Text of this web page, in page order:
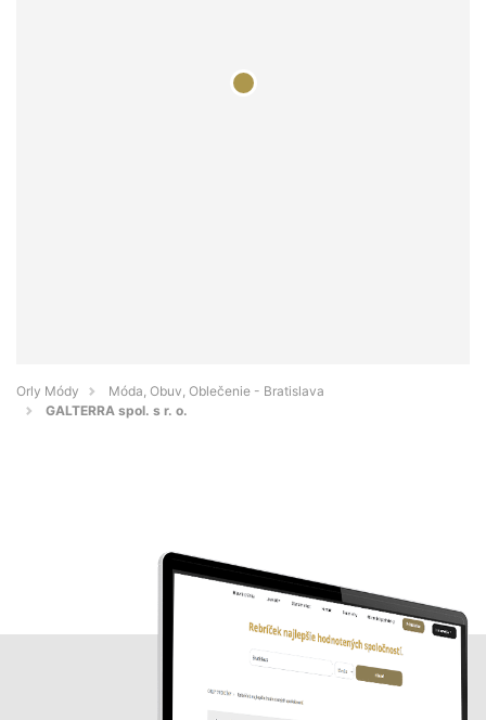
Orly Módy
Móda, Obuv, Oblečenie - Bratislava
GALTERRA spol. s r. o.